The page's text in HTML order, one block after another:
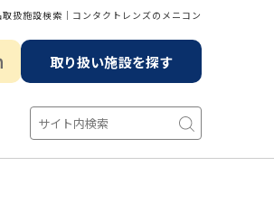
扱施設検索│コンタクトレンズのメニコン
取り扱い施設を探す